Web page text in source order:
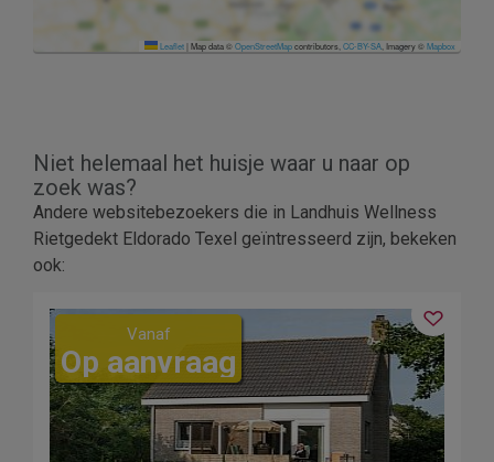
Leaflet|Map data ©OpenStreetMapcontributors,CC-BY-SA, Imagery ©Mapbox
Niet helemaal het huisje waar u naar op
zoek was?
Andere websitebezoekers die in Landhuis Wellness
Rietgedekt Eldorado Texel geïntresseerd zijn, bekeken
ook:
Vanaf
Op aanvraag